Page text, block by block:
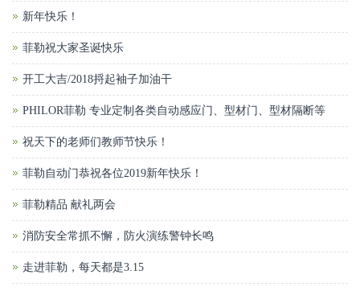
新年快乐！
菲勒祝大家圣诞快乐
开工大吉/2018捋起袖子加油干
PHILOR菲勒 专业定制各类自动感应门、型材门、型材隔断等
祝天下的老师们教师节快乐！
菲勒自动门恭祝各位2019新年快乐！
菲勒精品 献礼两会
消防安全常抓不懈，防火演练警钟长鸣
走进菲勒，每天都是3.15